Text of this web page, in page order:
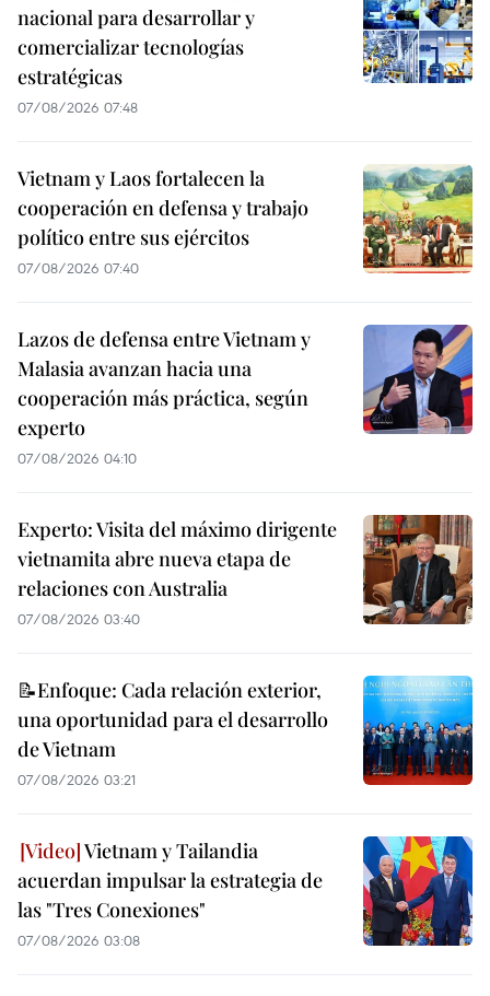
nacional para desarrollar y
comercializar tecnologías
estratégicas
07/08/2026 07:48
Vietnam y Laos fortalecen la
cooperación en defensa y trabajo
político entre sus ejércitos
07/08/2026 07:40
Lazos de defensa entre Vietnam y
Malasia avanzan hacia una
cooperación más práctica, según
experto
07/08/2026 04:10
Experto: Visita del máximo dirigente
vietnamita abre nueva etapa de
relaciones con Australia
07/08/2026 03:40
📝Enfoque: Cada relación exterior,
una oportunidad para el desarrollo
de Vietnam
07/08/2026 03:21
Vietnam y Tailandia
acuerdan impulsar la estrategia de
las "Tres Conexiones"
07/08/2026 03:08